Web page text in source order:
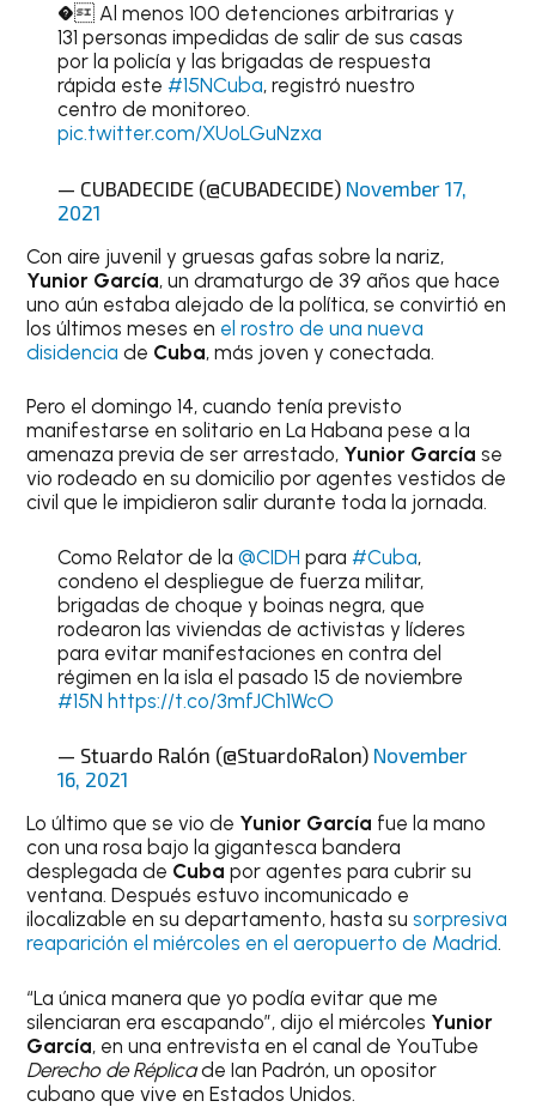
� Al menos 100 detenciones arbitrarias y
131 personas impedidas de salir de sus casas
por la policía y las brigadas de respuesta
rápida este #15NCuba, registró nuestro
centro de monitoreo.
pic.twitter.com/XUoLGuNzxa
— CUBADECIDE (@CUBADECIDE) November 17,
2021
Con aire juvenil y gruesas gafas sobre la nariz,
Yunior García, un dramaturgo de 39 años que hace
uno aún estaba alejado de la política, se convirtió en
los últimos meses en el rostro de una nueva
disidenciade Cuba, más joven y conectada.
Pero el domingo 14, cuando tenía previsto
manifestarse en solitario en La Habana pese a la
amenaza previa de ser arrestado, Yunior García se
vio rodeado en su domicilio por agentes vestidos de
civil que le impidieron salir durante toda la jornada.
Como Relator de la @CIDH para #Cuba,
condeno el despliegue de fuerza militar,
brigadas de choque y boinas negra, que
rodearon las viviendas de activistas y líderes
para evitar manifestaciones en contra del
régimen en la isla el pasado 15 de noviembre
#15N https://t.co/3mfJCh1WcO
— Stuardo Ralón (@StuardoRalon) November
16, 2021
Lo último que se vio de Yunior García fue la mano
con una rosa bajo la gigantesca bandera
desplegada de Cubapor agentes para cubrir su
ventana. Después estuvo incomunicado e
ilocalizable en su departamento, hasta susorpresiva
reaparición el miércoles en el aeropuerto de Madrid.
“La única manera que yo podía evitar que me
silenciaran era escapando”, dijo el miércoles Yunior
García, en una entrevista en el canal de YouTube
Derecho de Réplicade Ian Padrón, un opositor
cubano que vive en Estados Unidos.